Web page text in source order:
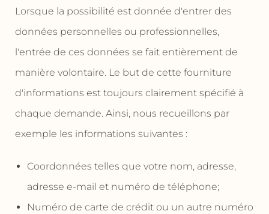
Lorsque la possibilité est donnée d'entrer des
données personnelles ou professionnelles,
l'entrée de ces données se fait entièrement de
manière volontaire. Le but de cette fourniture
d'informations est toujours clairement spécifié à
chaque demande. Ainsi, nous recueillons par
exemple les informations suivantes :
Coordonnées telles que votre nom, adresse,
adresse e-mail et numéro de téléphone;
Numéro de carte de crédit ou un autre numéro